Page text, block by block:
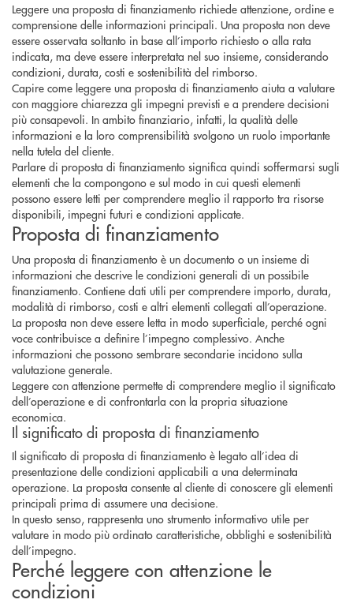
Leggere una proposta di finanziamento richiede attenzione, ordine e
comprensione delle informazioni principali. Una proposta non deve
essere osservata soltanto in base all’importo richiesto o alla rata
indicata, ma deve essere interpretata nel suo insieme, considerando
condizioni, durata, costi e sostenibilità del rimborso.
Capire come leggere una proposta di finanziamento aiuta a valutare
con maggiore chiarezza gli impegni previsti e a prendere decisioni
più consapevoli. In ambito finanziario, infatti, la qualità delle
informazioni e la loro comprensibilità svolgono un ruolo importante
nella tutela del cliente.
Parlare di proposta di finanziamento significa quindi soffermarsi sugli
elementi che la compongono e sul modo in cui questi elementi
possono essere letti per comprendere meglio il rapporto tra risorse
disponibili, impegni futuri e condizioni applicate.
Proposta di finanziamento
Una proposta di finanziamento è un documento o un insieme di
informazioni che descrive le condizioni generali di un possibile
finanziamento. Contiene dati utili per comprendere importo, durata,
modalità di rimborso, costi e altri elementi collegati all’operazione.
La proposta non deve essere letta in modo superficiale, perché ogni
voce contribuisce a definire l’impegno complessivo. Anche
informazioni che possono sembrare secondarie incidono sulla
valutazione generale.
Leggere con attenzione permette di comprendere meglio il significato
dell’operazione e di confrontarla con la propria situazione
economica.
Il significato di proposta di finanziamento
Il significato di proposta di finanziamento è legato all’idea di
presentazione delle condizioni applicabili a una determinata
operazione. La proposta consente al cliente di conoscere gli elementi
principali prima di assumere una decisione.
In questo senso, rappresenta uno strumento informativo utile per
valutare in modo più ordinato caratteristiche, obblighi e sostenibilità
dell’impegno.
Perché leggere con attenzione le
condizioni